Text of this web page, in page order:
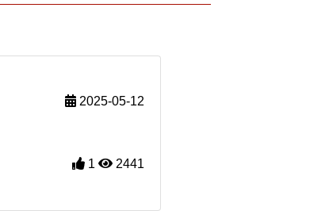
2025-05-12
1 2441